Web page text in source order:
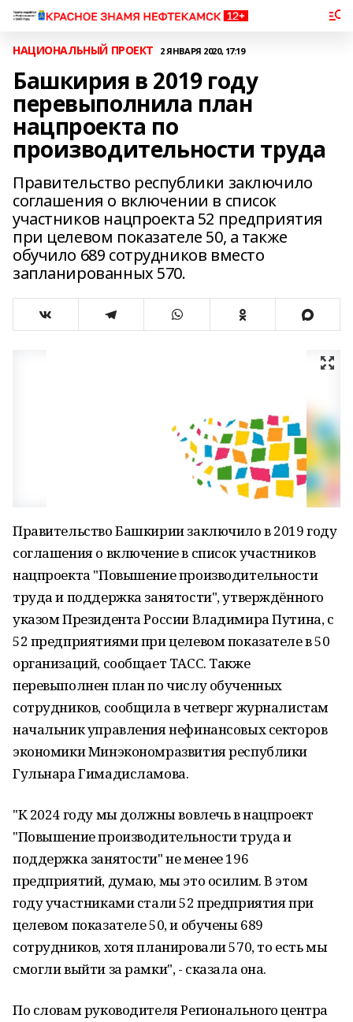
НАЦИОНАЛЬНЫЙ ПРОЕКТ 2 ЯНВАРЯ 2020, 17:19
Башкирия в 2019 году
перевыполнила план
нацпроекта по
производительности труда
Правительство республики заключило
соглашения о включении в список
участников нацпроекта 52 предприятия
при целевом показателе 50, а также
обучило 689 сотрудников вместо
запланированных 570.
Правительство Башкирии заключило в 2019 году
соглашения о включение в список участников
нацпроекта "Повышение производительности
труда и поддержка занятости", утверждённого
указом Президента России Владимира Путина, с
52 предприятиями при целевом показателе в 50
организаций, сообщает ТАСС. Также
перевыполнен план по числу обученных
сотрудников, сообщила в четверг журналистам
начальник управления нефинансовых секторов
экономики Минэкономразвития республики
Гульнара Гимадисламова.
"К 2024 году мы должны вовлечь в нацпроект
"Повышение производительности труда и
поддержка занятости" не менее 196
предприятий, думаю, мы это осилим. В этом
году участниками стали 52 предприятия при
целевом показателе 50, и обучены 689
сотрудников, хотя планировали 570, то есть мы
смогли выйти за рамки", - сказала она.
По словам руководителя Регионального центра